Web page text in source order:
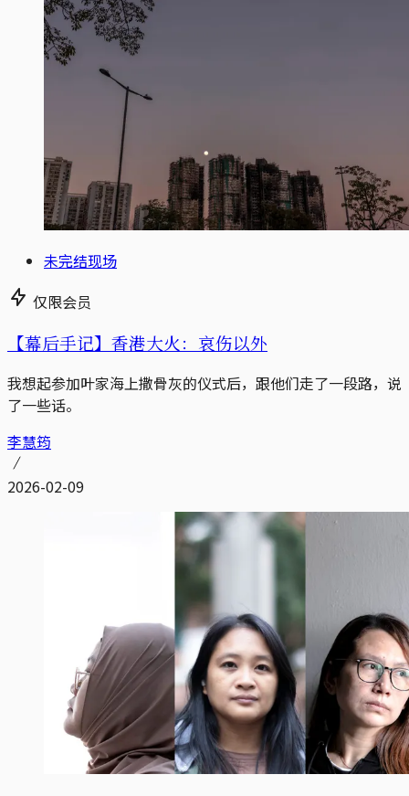
未完结现场
仅限会员
【幕后手记】香港大火：哀伤以外
我想起参加叶家海上撒骨灰的仪式后，跟他们走了一段路，说
了一些话。
李慧筠
2026-02-09